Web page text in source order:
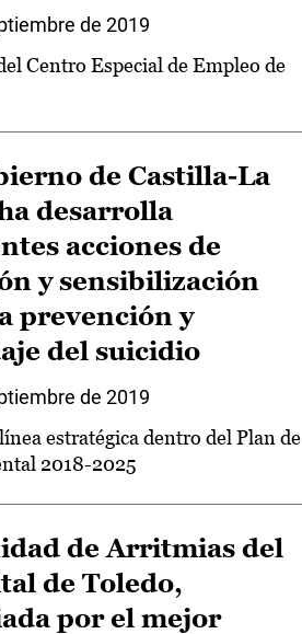
de 2019
Centro Especial de Empleo de
de Castilla-La
desarrolla
acciones de
y sensibilización
prevención y
del suicidio
de 2019
estratégica dentro del Plan de
2018-2025
de Arritmias del
de Toledo,
por el mejor